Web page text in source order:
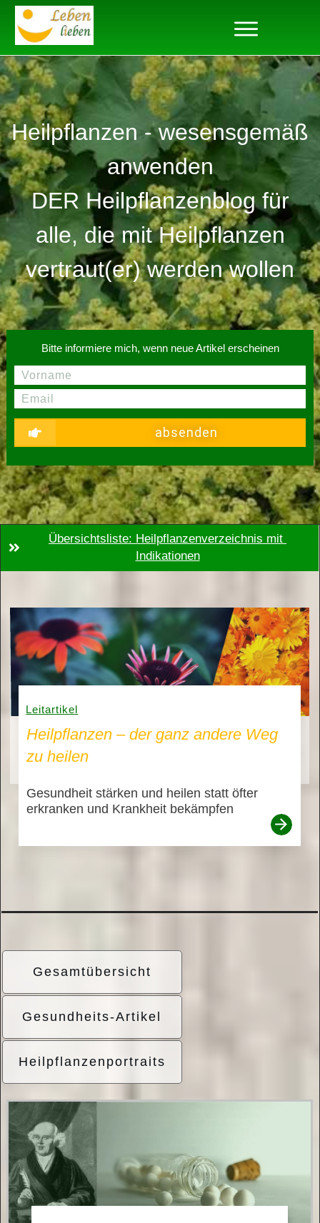
Heilpflanzen - wesensgemäß
anwenden
DER Heilpflanzenblog für
alle, die mit Heilpflanzen
vertraut(er) werden wollen
Bitte informiere mich, wenn neue Artikel erscheinen
absenden
Übersichtsliste: Heilpflanzenverzeichnis mit
Indikationen
Leitartikel
Heilpflanzen – der ganz andere Weg
zu heilen
Gesundheit stärken und heilen statt öfter
erkranken und Krankheit bekämpfen
Gesamtübersicht
Gesundheits-Artikel
Heilpflanzenportraits